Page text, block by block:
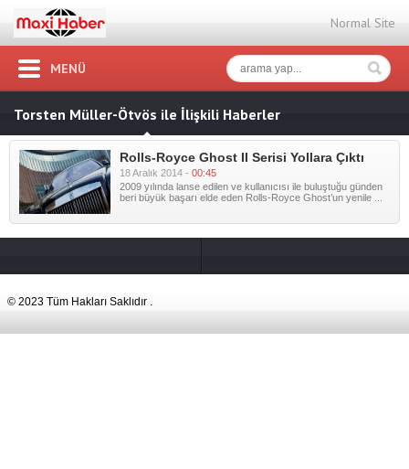
Normal Site
MENÜ
Torsten Müller-Ötvös ile İlişkili Haberler
Rolls-Royce Ghost II Serisi Yollara Çıktı
18 Aralık 2014 - 00:45
2009 yılında lanse edilen ve kullanıcısı ile buluştuğu günden
beri büyük başarı elde eden Rolls-Royce Ghost’un yenile ...
© 2023 Tüm Hakları Saklıdır .